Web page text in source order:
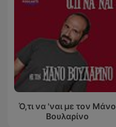
Ό,τι να 'ναι με τον Μάνο
Βουλαρίνο